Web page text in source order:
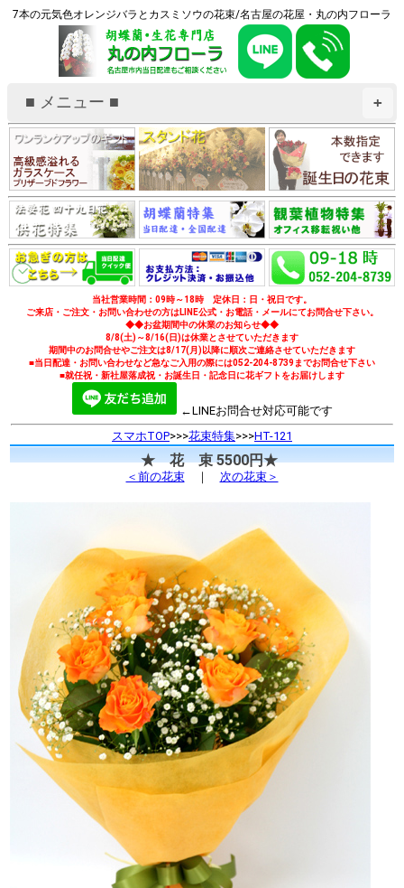
7本の元気色オレンジバラとカスミソウの花束/名古屋の花屋・丸の内フローラ
+
■ メニュー ■
当社営業時間：09時～18時 定休日：日・祝日です。
ご来店・ご注文・お問い合わせの方はLINE公式・お電話・メールにてお問合せ下さい。
◆◆お盆期間中の休業のお知らせ◆◆
8/8(土)～8/16(日)は休業とさせていただきます
期間中のお問合せやご注文は8/17(月)以降に順次ご連絡させていただきます
■当日配達・お問い合わせなど急なご入用の際には052-204-8739までお問合せ下さい
■就任祝・新社屋落成祝・お誕生日・記念日に花ギフトをお届けします
←LINEお問合せ対応可能です
スマホTOP>>>花束特集>>>HT-121
★ 花 束 5500円★
＜前の花束｜ 次の花束＞